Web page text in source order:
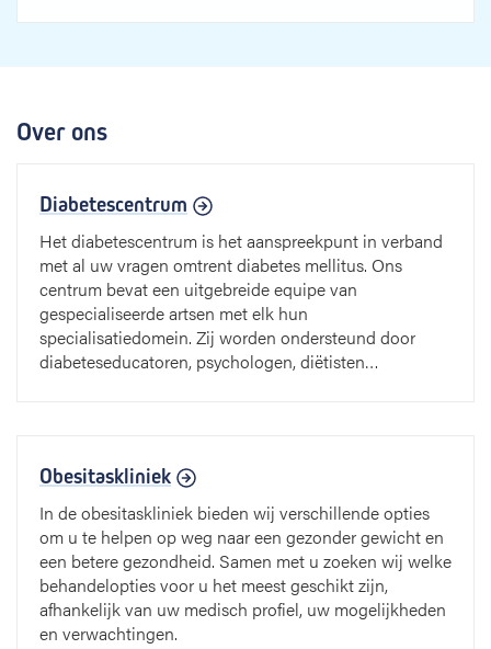
Over ons
Diabetescentrum
Het diabetescentrum is het aanspreekpunt in verband
met al uw vragen omtrent diabetes mellitus. Ons
centrum bevat een uitgebreide equipe van
gespecialiseerde artsen met elk hun
specialisatiedomein. Zij worden ondersteund door
diabeteseducatoren, psychologen, diëtisten…
Obesitaskliniek
In de obesitaskliniek bieden wij verschillende opties
om u te helpen op weg naar een gezonder gewicht en
een betere gezondheid. Samen met u zoeken wij welke
behandelopties voor u het meest geschikt zijn,
afhankelijk van uw medisch profiel, uw mogelijkheden
en verwachtingen.